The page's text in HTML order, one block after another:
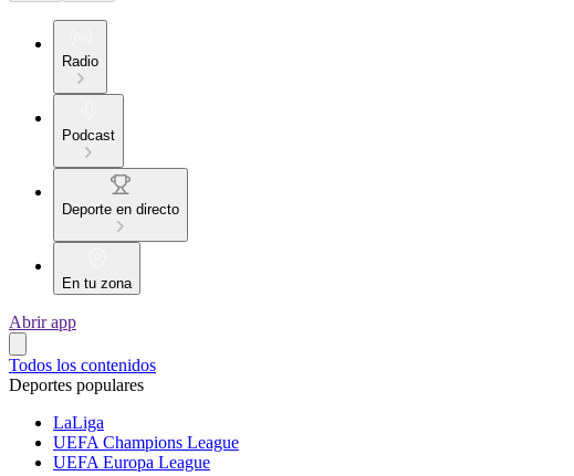
Radio
Podcast
Deporte en directo
En tu zona
Abrir app
Todos los contenidos
Deportes populares
LaLiga
UEFA Champions League
UEFA Europa League